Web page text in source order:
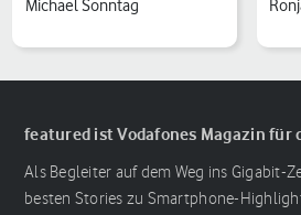
Michael Sonntag
featured ist Vodafones Magazin
Als Begleiter auf dem Weg ins Gigabit-
besten Stories zu Smartphone-